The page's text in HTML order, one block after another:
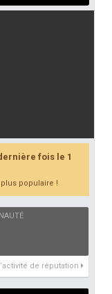
fois le 1
populaire !
de réputation